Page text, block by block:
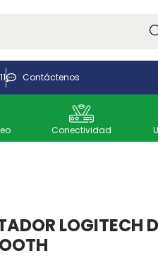
Contáctenos
Conectividad
LOGITECH